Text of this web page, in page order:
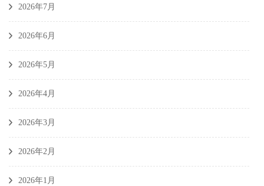
2026年7月
2026年6月
2026年5月
2026年4月
2026年3月
2026年2月
2026年1月